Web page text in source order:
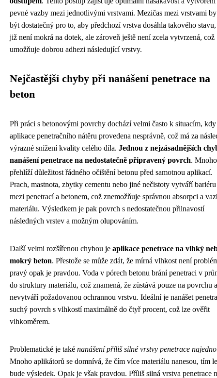
pevné vazby mezi jednotlivými vrstvami. Mezičas mezi vrstvami
být dostatečný pro to, aby předchozí vrstva dosáhla takového
již není mokrá na dotek, ale zároveň ještě není zcela vytvrzená, což
umožňuje dobrou adhezi následující vrstvy.
Nejčastější chyby při nanášení penetrace na
beton
Při práci s betonovými povrchy dochází velmi často k situacím,
aplikace penetračního nátěru provedena nesprávně, což má za
výrazné snížení kvality celého díla. Jednou z nejzásadnějších
nanášení penetrace na nedostatečně připravený povrch.
přehlíží důležitost řádného očištění betonu před samotnou aplikací.
Prach, mastnota, zbytky cementu nebo jiné nečistoty vytváří bariéru
mezi penetrací a betonem, což znemožňuje správnou absorpci a
materiálu. Výsledkem je pak povrch s nedostatečnou přilnavostí
následných vrstev a možným olupováním.
Další velmi rozšířenou chybou je aplikace penetrace na vlhký
mokrý beton. Přestože se může zdát, že mírná vlhkost není
pravý opak je pravdou. Voda v pórech betonu brání penetraci v
do struktury materiálu, což znamená, že zůstává pouze na povrchu a
nevytváří požadovanou ochrannou vrstvu. Ideální je nanášet
suchý povrch s vlhkostí maximálně do čtyř procent, což lze ověřit
vlhkoměrem.
Problematické je také nanášení příliš silné vrstvy penetrace
Mnoho aplikátorů se domnívá, že čím více materiálu nanesou, tím
bude výsledek. Opak je však pravdou. Příliš silná vrstva penetrace